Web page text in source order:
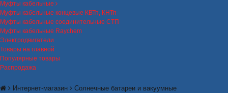
Муфты кабельные
Муфты кабельные концевые КВТп, КНТп
Муфты кабельные соединительные СТП
Муфты кабельные Raychem
Электродвигатели
Товары на главной
Популярные товары
Распродажа
Интернет-магазин Солнечные батареи и вакуумные